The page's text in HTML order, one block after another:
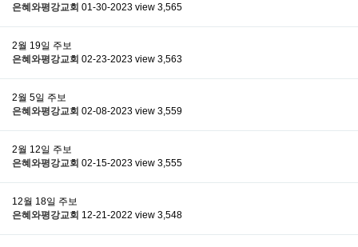
은혜와평강교회 01-30-2023 view 3,565
2월 19일 주보
은혜와평강교회 02-23-2023 view 3,563
2월 5일 주보
은혜와평강교회 02-08-2023 view 3,559
2월 12일 주보
은혜와평강교회 02-15-2023 view 3,555
12월 18일 주보
은혜와평강교회 12-21-2022 view 3,548